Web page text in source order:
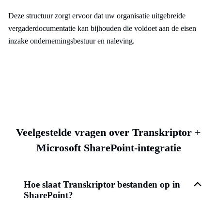
Deze structuur zorgt ervoor dat uw organisatie uitgebreide
vergaderdocumentatie kan bijhouden die voldoet aan de eisen
inzake ondernemingsbestuur en naleving.
Veelgestelde vragen over Transkriptor +
Microsoft SharePoint-integratie
Hoe slaat Transkriptor bestanden op in
SharePoint?